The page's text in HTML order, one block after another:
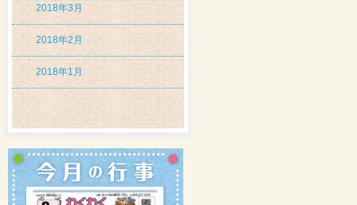
2018年3月
2018年2月
2018年1月